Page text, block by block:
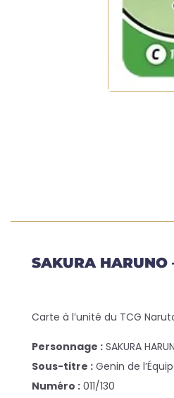
SAKURA
Carte à l’unité du TCG
Personnage : SAKURA
Sous-titre : Genin de
Numéro : 011/130